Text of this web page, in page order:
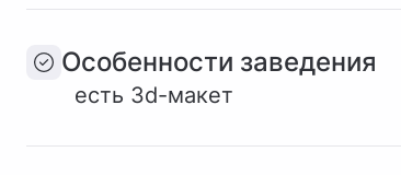
Особенности заведения
есть 3d-макет